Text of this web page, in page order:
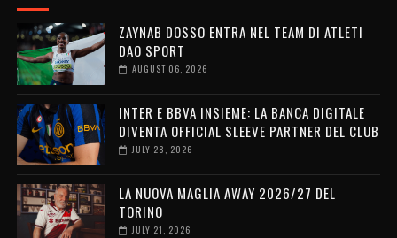
ZAYNAB DOSSO ENTRA NEL TEAM DI ATLETI
DAO SPORT
AUGUST 06, 2026
INTER E BBVA INSIEME: LA BANCA DIGITALE
DIVENTA OFFICIAL SLEEVE PARTNER DEL CLUB
JULY 28, 2026
LA NUOVA MAGLIA AWAY 2026/27 DEL
TORINO
JULY 21, 2026